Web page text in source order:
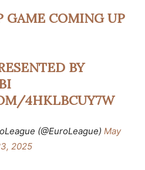
GAME COMING UP
BY
4HKLBCUY7W
(@EuroLeague) May
2025